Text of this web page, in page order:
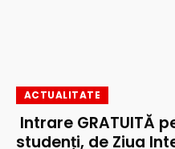
ACTUALITATE
Intrare GRATUITĂ
studenți, de Ziua